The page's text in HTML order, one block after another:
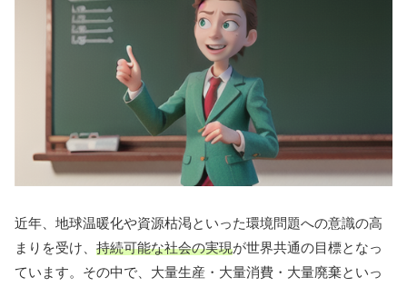
近年、地球温暖化や資源枯渇といった環境問題への意識の高
まりを受け、 持続可能な社会の実現が世界共通の目標となっ
ています。その中で、大量生産・大量消費・大量廃棄といっ